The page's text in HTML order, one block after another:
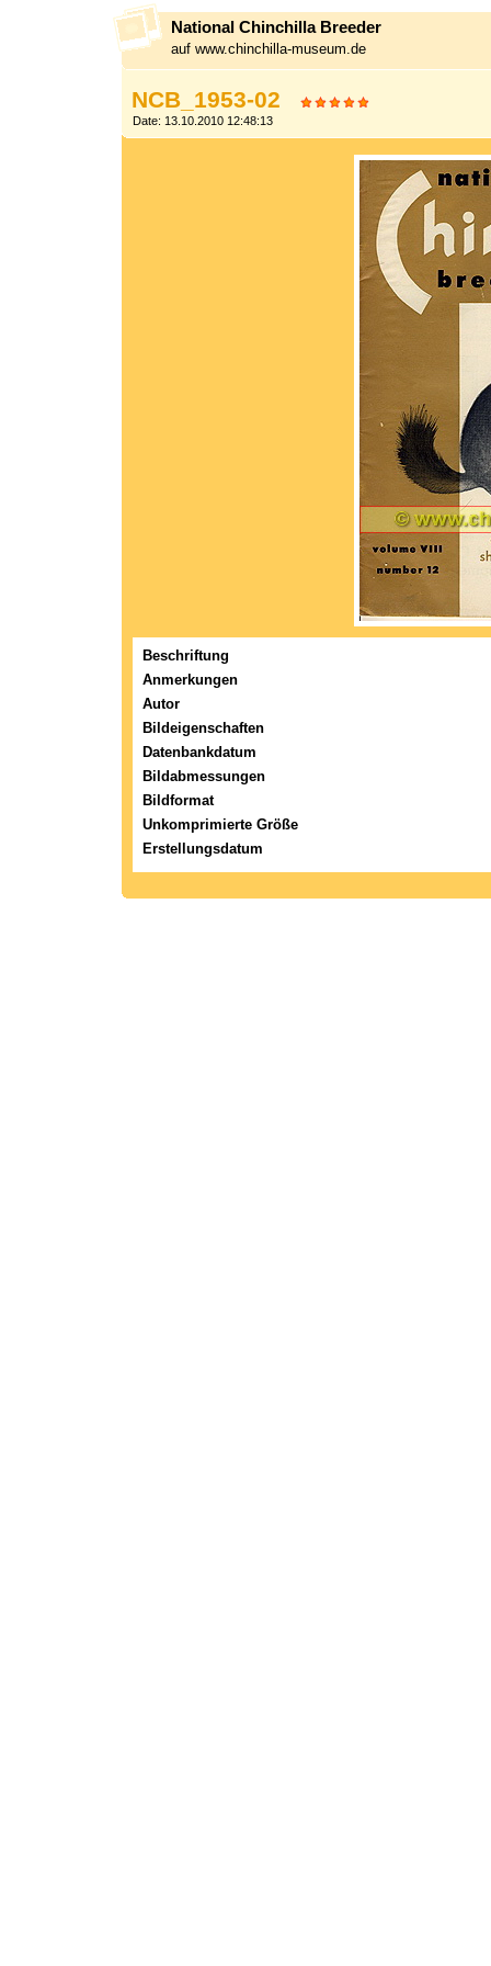
National Chinchilla Breeder
auf www.chinchilla-museum.de
NCB_1953-02
Date: 13.10.2010 12:48:13
Beschriftung
Anmerkungen
Autor
Bildeigenschaften
Datenbankdatum
Bildabmessungen
Bildformat
Unkomprimierte Größe
Erstellungsdatum